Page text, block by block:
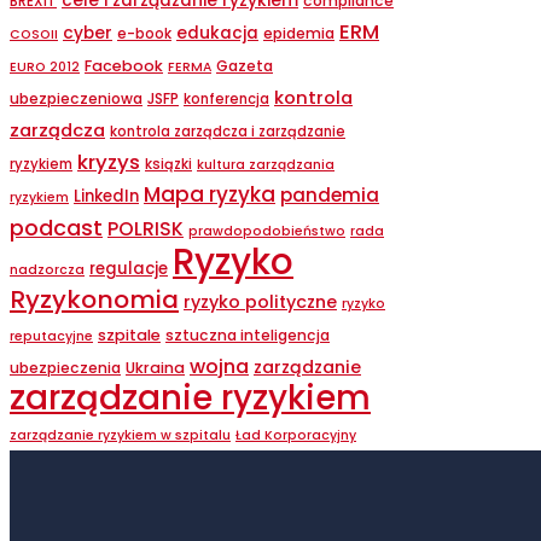
COSOII cyber e-book edukacja epidemia ERM
EURO 2012 Facebook FERMA Gazeta
ubezpieczeniowa JSFP konferencja kontrola
zarządcza kontrola zarządcza i zarządzanie
ryzykiem kryzys ksiązki kultura zarządzania
ryzykiem LinkedIn Mapa ryzyka pandemia
podcast POLRISK prawdopodobieństwo rada
nadzorcza regulacje Ryzyko
Ryzykonomia ryzyko polityczne ryzyko
reputacyjne szpitale sztuczna inteligencja
ubezpieczenia Ukraina wojna zarządzanie
zarządzanie ryzykiem
zarządzanie ryzykiem w szpitalu Ład Korporacyjny